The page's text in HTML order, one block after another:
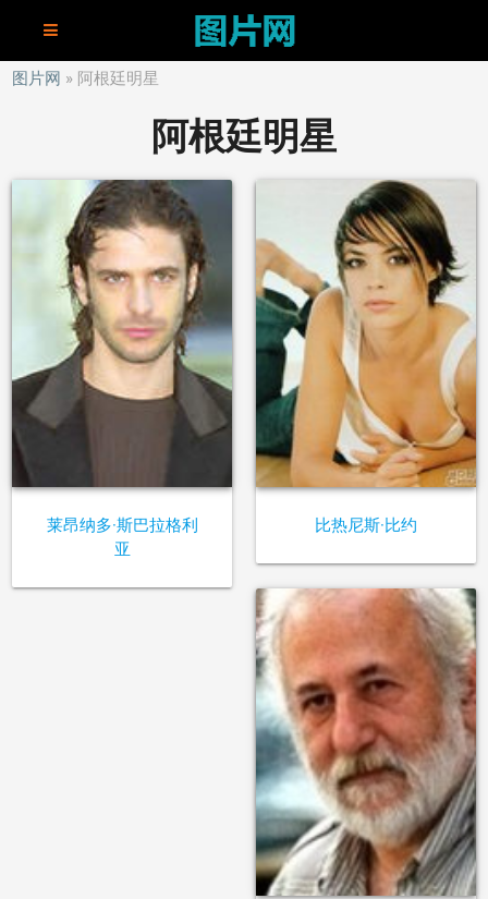
图片网 阿根廷明星
阿根廷明星
莱昂纳多·斯巴拉格利
亚
比热尼斯·比约